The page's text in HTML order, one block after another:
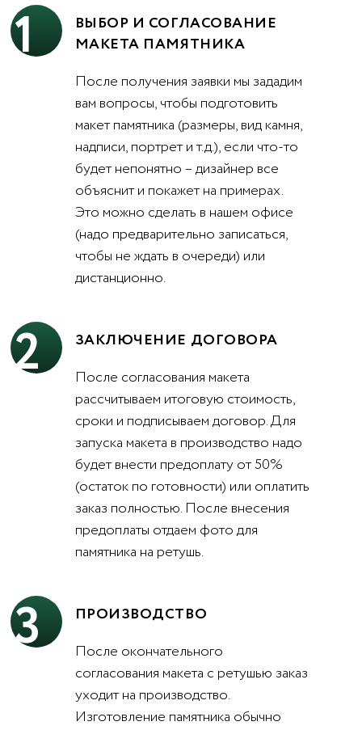
1
ВЫБОР И СОГЛАСОВАНИЕ
МАКЕТА ПАМЯТНИКА
После получения заявки мы зададим
вам вопросы, чтобы подготовить
макет памятника (размеры, вид камня,
надписи, портрет и т.д.), если что-то
будет непонятно – дизайнер все
объяснит и покажет на примерах.
Это можно сделать в нашем офисе
(надо предварительно записаться,
чтобы не ждать в очереди) или
дистанционно.
2
ЗАКЛЮЧЕНИЕ ДОГОВОРА
После согласования макета
рассчитываем итоговую стоимость,
сроки и подписываем договор. Для
запуска макета в производство надо
будет внести предоплату от 50%
(остаток по готовности) или оплатить
заказ полностью. После внесения
предоплаты отдаем фото для
памятника на ретушь.
3
ПРОИЗВОДСТВО
После окончательного
согласования макета с ретушью заказ
уходит на производство.
Изготовление памятника обычно